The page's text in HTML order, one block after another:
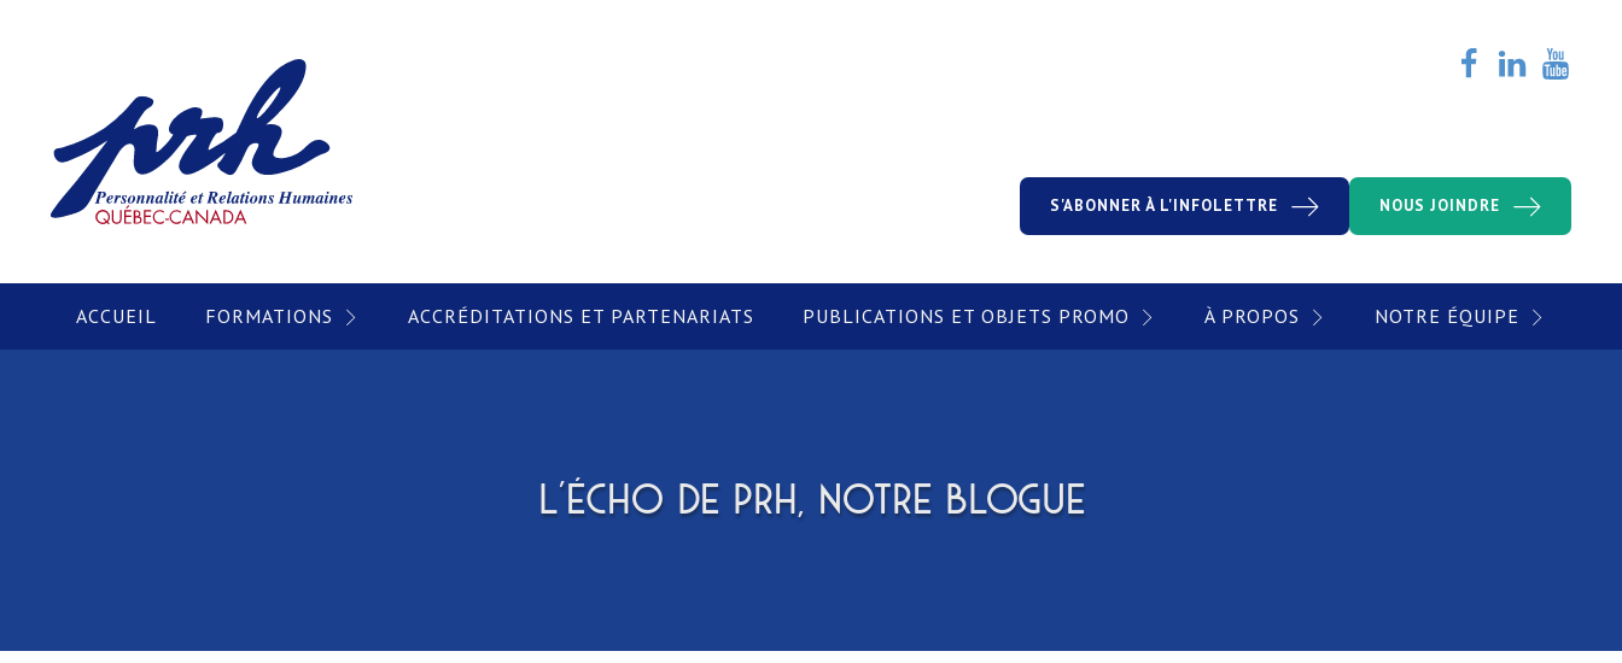
S'ABONNER À L'INFOLETTRE NOUS JOINDRE
ACCUEIL FORMATIONS ACCRÉDITATIONS ET PARTENARIATS PUBLICATIONS ET OBJETS PROMO À PROPOS NOTRE ÉQUIPE
L'ÉCHO DE PRH, NOTRE BLOGUE